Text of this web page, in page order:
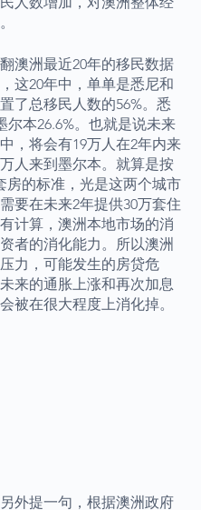
澳洲最近20年的移民数据
这20年中，单单是悉尼和
了总移民人数的56%。悉
尔本26.6%。也就是说未来
，将会有19万人在2年内来
人来到墨尔本。就算是按
房的标准，光是这两个城市
要在未来2年提供30万套住
计算，澳洲本地市场的消
者的消化能力。所以澳洲
力，可能发生的房贷危
来的通胀上涨和再次加息
被在很大程度上消化掉。
外提一句，根据澳洲政府